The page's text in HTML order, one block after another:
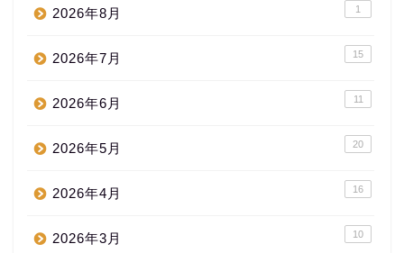
2026年8月 1
2026年7月 15
2026年6月 11
2026年5月 20
2026年4月 16
2026年3月 10